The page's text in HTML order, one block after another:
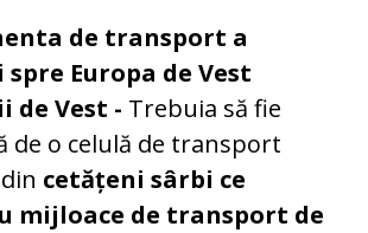
de transport a
spre Europa de Vest
de Vest - Trebuia să fie
de o celulă de transport
cetățeni sârbi ce
mijloace de transport de